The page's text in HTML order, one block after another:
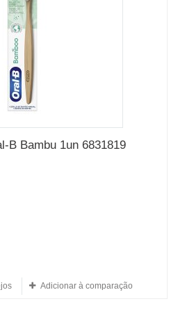
B Bambu 1un 6831819
Adicionar à comparação